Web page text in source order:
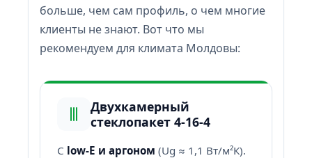
больше, чем сам профиль, о чем многие
клиенты не знают. Вот что мы
рекомендуем для климата Молдовы:
Двухкамерный
стеклопакет 4-16-4
С low-E и аргоном (Ug ≈ 1,1 Вт/м²К).